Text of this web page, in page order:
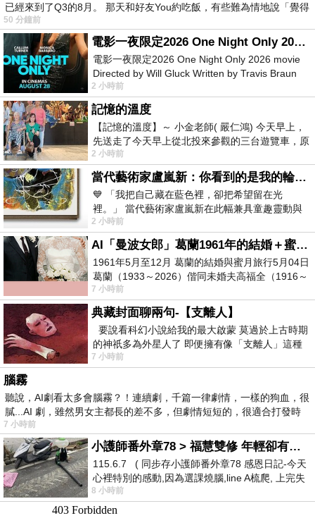
已經來到了Q3的8月。 那天和好友You約吃飯，有些難為情地說「覺得
50 分鐘前
電影一夜限定2026 One Night Only 2026 movie
電影一夜限定2026 One Night Only 2026 movie
Directed by Will Gluck Written by Travis Braun
Starring Monica Barbaro
2 小時前
記憶的溫度
【記憶的溫度】～ 小金老師( 嚴仁鴻) 今天早上，
先送走了今天早上從北投來參觀的三台遊覽車，原
以為展場已經差不多要安靜下來，卻發
2 小時前
當代藝術家盧嵐新：你看到的是我的輪廓，還是你的故事？——藏在藍色裡的希望與光
💙 「我把自己藏在藍色裡，卻把希望留在光
裡。」 當代藝術家盧嵐新在此幅兼具童趣靈動與
抽象韻味的新作中，用湛藍的羽翼般色塊包覆著
2 小時前
AI「曼波女郎」葛蘭1961年的結婚＋蜜月旅行 #戀上老電影 #葛蘭 #粟子
1961年5月至12月 葛蘭的結婚與蜜月旅行5月04日
葛蘭（1933～2026）偕同未婚夫高福全（1916～
2004）乘郵輪赴倫敦6月15日於英國倫敦St.S
7 小時前
典藏封面聊兩句-【支離人】
要說看科幻小說給我的最大啟蒙 莫過於上古時期
的神祇多為外星人了 即便擁有像「支離人」這種
驚世駭俗的神通法門 也未必讀
7 小時前
腦霧
聽說，AI劇看太多會腦霧？！連續劇，千篇一律劇情，一樣的狗血，很
膩...AI 劇，雖然男女主都長的差不多，但劇情短短的，很適合打發時
7 小時前
小護師番外章78 > 福慧雙修 年輕卻有個老靈魂 ㄑ金剛經〉podcast
115.6.7 ( 同步存小護師番外章78 感恩日記-今天
心裡特別的感動,因為選課燒腦,line A梳爬, 上完失
智課的她,特來傾
8 小時前